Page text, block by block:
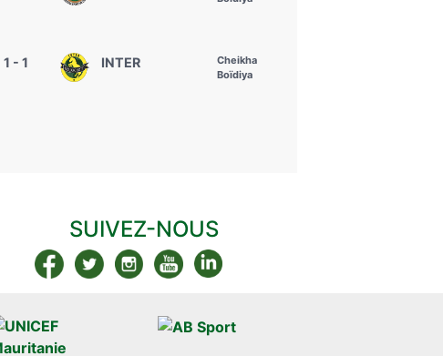
1 - 1 INTER
Cheikha
Boïdiya
SUIVEZ-NOUS